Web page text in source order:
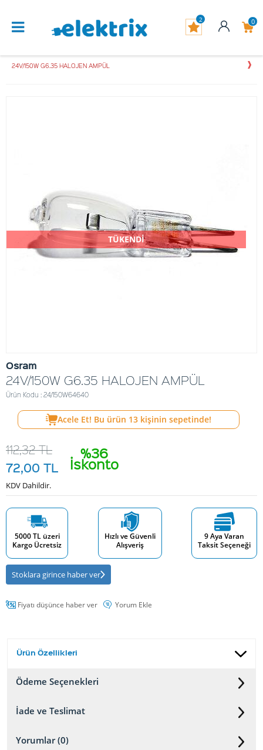
0
2
24V/150W G6.35 HALOJEN AMPÜL
TÜKENDİ
Osram
24V/150W G6.35 HALOJEN AMPÜL
Ürün Kodu : 24/150W64640
Acele Et! Bu ürün 13 kişinin sepetinde!
%36
İskonto
112,32TL
72,00 TL
KDV Dahildir.
5000 TL üzeri
Kargo Ücretsiz
Hızlı ve Güvenli
Alışveriş
9 Aya Varan
Taksit Seçeneği
Stoklara girince haber ver
Fiyatı düşünce haber ver Yorum Ekle
Ürün Özellikleri
Ödeme Seçenekleri
İade ve Teslimat
Yorumlar (0)